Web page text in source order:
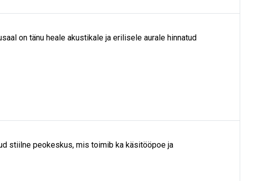
on tänu heale akustikale ja erilisele aurale hinnatud
stiilne peokeskus, mis toimib ka käsitööpoe ja